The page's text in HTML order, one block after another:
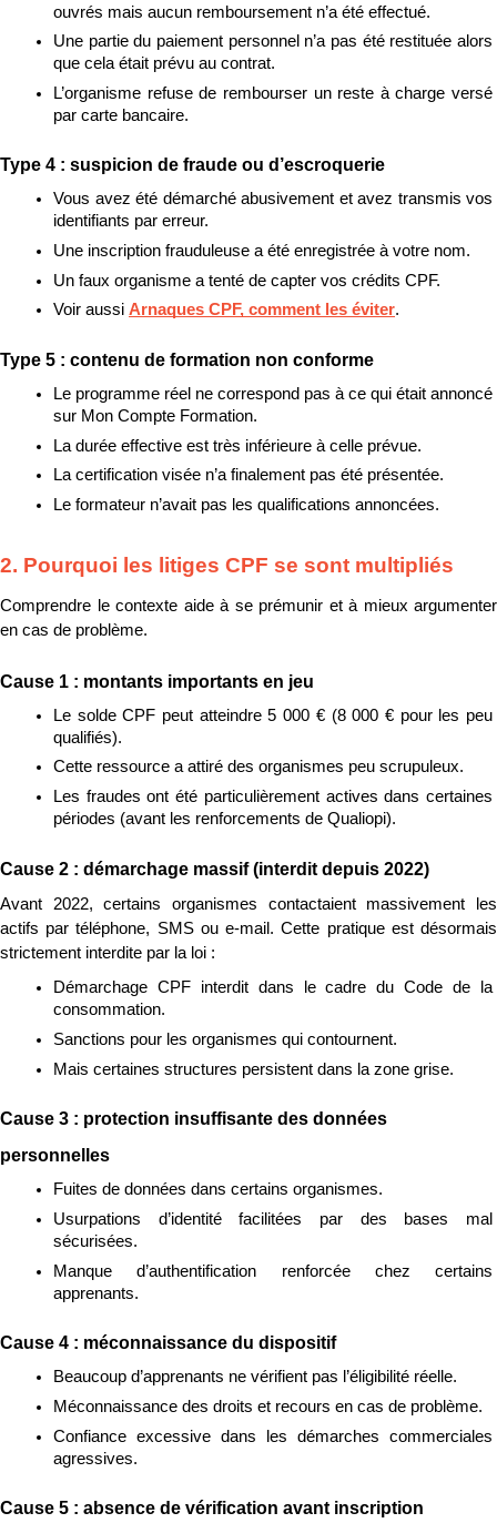
ouvrés mais aucun remboursement n’a été effectué.
Une partie du paiement personnel n’a pas été restituée alors
que cela était prévu au contrat.
L’organisme refuse de rembourser un reste à charge versé
par carte bancaire.
Type 4 : suspicion de fraude ou d’escroquerie
Vous avez été démarché abusivement et avez transmis vos
identifiants par erreur.
Une inscription frauduleuse a été enregistrée à votre nom.
Un faux organisme a tenté de capter vos crédits CPF.
Voir aussi Arnaques CPF, comment les éviter.
Type 5 : contenu de formation non conforme
Le programme réel ne correspond pas à ce qui était annoncé
sur Mon Compte Formation.
La durée effective est très inférieure à celle prévue.
La certification visée n’a finalement pas été présentée.
Le formateur n’avait pas les qualifications annoncées.
2. Pourquoi les litiges CPF se sont multipliés
Comprendre le contexte aide à se prémunir et à mieux argumenter
en cas de problème.
Cause 1 : montants importants en jeu
Le solde CPF peut atteindre 5 000 € (8 000 € pour les peu
qualifiés).
Cette ressource a attiré des organismes peu scrupuleux.
Les fraudes ont été particulièrement actives dans certaines
périodes (avant les renforcements de Qualiopi).
Cause 2 : démarchage massif (interdit depuis 2022)
Avant 2022, certains organismes contactaient massivement les
actifs par téléphone, SMS ou e-mail. Cette pratique est désormais
strictement interdite par la loi :
Démarchage CPF interdit dans le cadre du Code de la
consommation.
Sanctions pour les organismes qui contournent.
Mais certaines structures persistent dans la zone grise.
Cause 3 : protection insuffisante des données
personnelles
Fuites de données dans certains organismes.
Usurpations d’identité facilitées par des bases mal
sécurisées.
Manque d’authentification renforcée chez certains
apprenants.
Cause 4 : méconnaissance du dispositif
Beaucoup d’apprenants ne vérifient pas l’éligibilité réelle.
Méconnaissance des droits et recours en cas de problème.
Confiance excessive dans les démarches commerciales
agressives.
Cause 5 : absence de vérification avant inscription